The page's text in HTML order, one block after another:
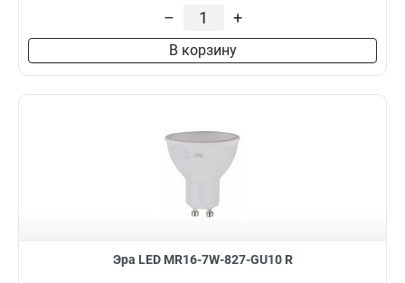
– +
В корзину
Эра LED MR16-7W-827-GU10 R